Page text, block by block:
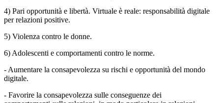
4) Pari opportunità e libertà. Virtuale è reale: responsabilità digitale
per relazioni positive.
5) Violenza contro le donne.
6) Adolescenti e comportamenti contro le norme.
- Aumentare la consapevolezza su rischi e opportunità del mondo
digitale.
- Favorire la consapevolezza sulle conseguenze dei